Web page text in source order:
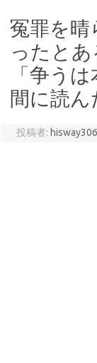
冤罪を晴
ったと
「争う
間に読ん
投稿者: hisway306